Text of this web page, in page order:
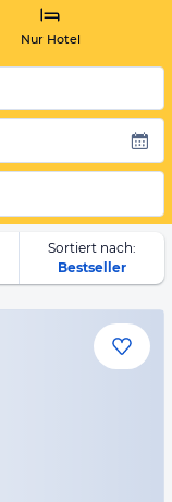
Nur Hotel
Sortiert nach:
Bestseller